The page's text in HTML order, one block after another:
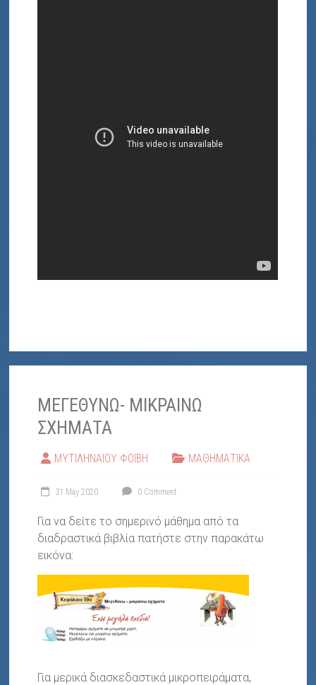
ΜΕΓΕΘΥΝΩ- ΜΙΚΡΑΙΝΩ
ΣΧΗΜΑΤΑ
ΜΥΤΙΛΗΝΑΙΟΥ ΦΟΙΒΗ ΜΑΘΗΜΑΤΙΚΑ
31 May 2020 0 Comment
Για να δείτε το σημερινό μάθημα από τα
διαδραστικά βιβλία πατήστε στην παρακάτω
εικόνα:
Για μερικά διασκεδαστικά μικροπειράματα,